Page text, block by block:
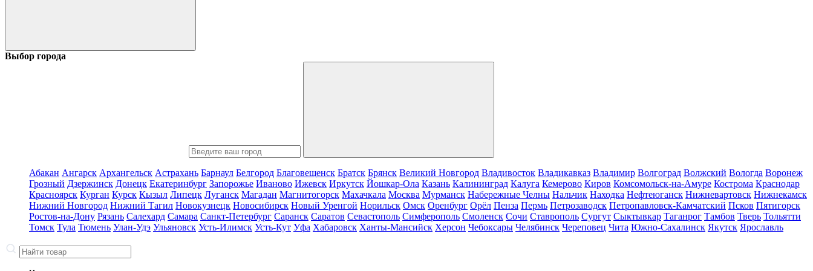
Выбор города
Абакан Ангарск Архангельск Астрахань Барнаул Белгород Благовещенск Братск Брянск Великий Новгород Владивосток Владикавказ Владимир Волгоград Волжский Вологда Воронеж
Грозный Дзержинск Донецк Екатеринбург Запорожье Иваново Ижевск Иркутск Йошкар-Ола Казань Калининград Калуга Кемерово Киров Комсомольск-на-Амуре Кострома Краснодар
Красноярск Курган Курск Кызыл Липецк Луганск Магадан Магнитогорск Махачкала Москва Мурманск Набережные Челны Нальчик Находка Нефтеюганск Нижневартовск Нижнекамск
Нижний Новгород Нижний Тагил Новокузнецк Новосибирск Новый Уренгой Норильск Омск Оренбург Орёл Пенза Пермь Петрозаводск Петропавловск-Камчатский Псков Пятигорск
Ростов-на-Дону Рязань Салехард Самара Санкт-Петербург Саранск Саратов Севастополь Симферополь Смоленск Сочи Ставрополь Сургут Сыктывкар Таганрог Тамбов Тверь Тольятти
Томск Тула Тюмень Улан-Удэ Ульяновск Усть-Илимск Усть-Кут Уфа Хабаровск Ханты-Мансийск Херсон Чебоксары Челябинск Череповец Чита Южно-Сахалинск Якутск Ярославль